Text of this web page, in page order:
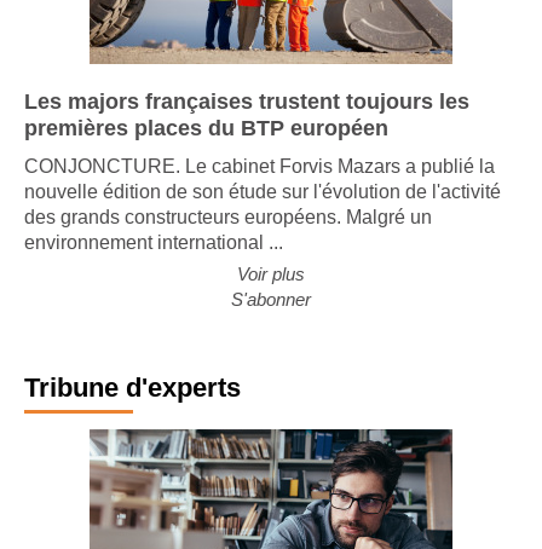
Les majors françaises trustent toujours les
premières places du BTP européen
CONJONCTURE. Le cabinet Forvis Mazars a publié la
nouvelle édition de son étude sur l'évolution de l'activité
des grands constructeurs européens. Malgré un
Voir plus
Tribune d'experts